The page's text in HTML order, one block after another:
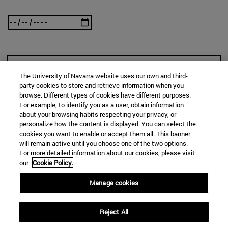
The University of Navarra website uses our own and third-
party cookies to store and retrieve information when you
browse. Different types of cookies have different purposes.
For example, to identify you as a user, obtain information
about your browsing habits respecting your privacy, or
personalize how the content is displayed. You can select the
cookies you want to enable or accept them all. This banner
will remain active until you choose one of the two options.
For more detailed information about our cookies, please visit
our Cookie Policy.
Manage cookies
Reject All